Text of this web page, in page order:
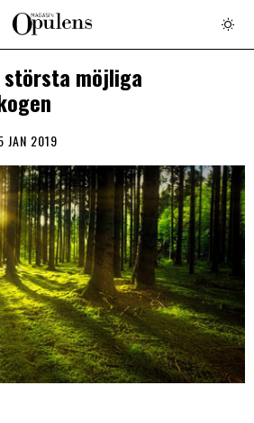
möjliga
JAN 2019